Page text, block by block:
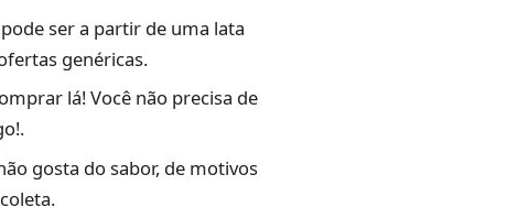
ser a partir de uma lata
genéricas.
lá! Você não precisa de
gosta do sabor, de motivos